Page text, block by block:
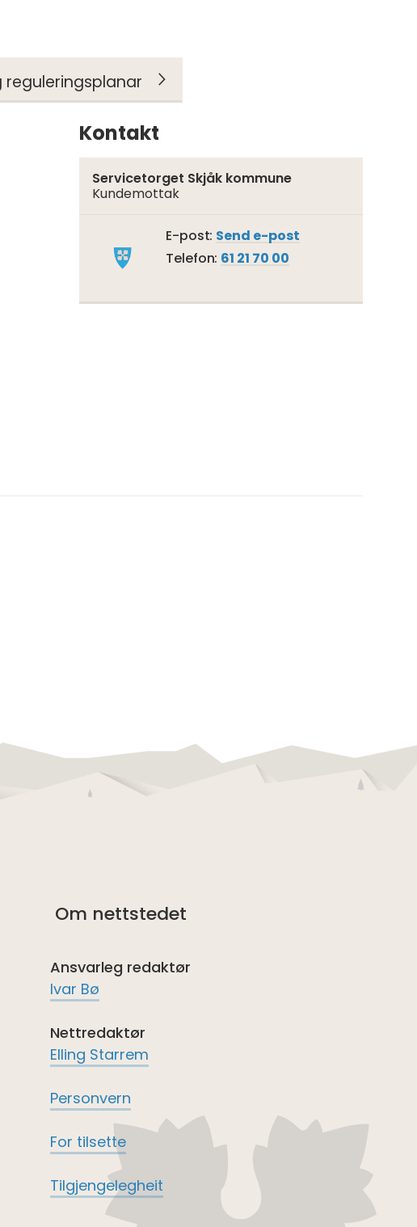
Kontakt
Servicetorget Skjåk kommune
Kundemottak
E-post Send e-postTil
Telefon 61 21 70 00
Om nettstedet
Ansvarleg redaktør
Ivar Bø
Nettredaktør
Elling Starrem
Personvern
For tilsette
Tilgjengelegheit